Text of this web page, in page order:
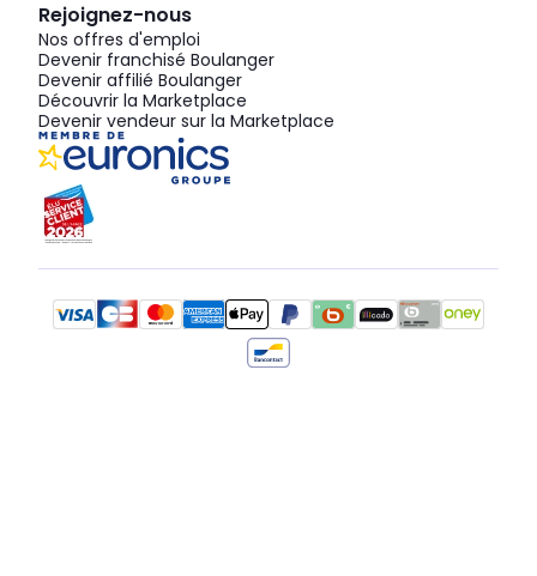
Rejoignez-nous
Nos offres d'emploi
Devenir franchisé Boulanger
Devenir affilié Boulanger
Découvrir la Marketplace
Devenir vendeur sur la Marketplace